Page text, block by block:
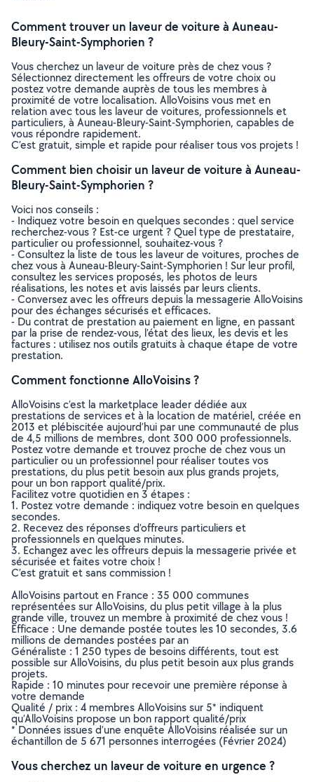
Comment trouver un laveur de voiture à Auneau-
Bleury-Saint-Symphorien ?
Vous cherchez un laveur de voiture près de chez vous ?
Sélectionnez directement les offreurs de votre choix ou
postez votre demande auprès de tous les membres à
proximité de votre localisation. AlloVoisins vous met en
relation avec tous les laveur de voitures, professionnels et
particuliers, à Auneau-Bleury-Saint-Symphorien, capables de
vous répondre rapidement.
C’est gratuit, simple et rapide pour réaliser tous vos projets !
Comment bien choisir un laveur de voiture à Auneau-
Bleury-Saint-Symphorien ?
Voici nos conseils :
- Indiquez votre besoin en quelques secondes : quel service
recherchez-vous ? Est-ce urgent ? Quel type de prestataire,
particulier ou professionnel, souhaitez-vous ?
- Consultez la liste de tous les laveur de voitures, proches de
chez vous à Auneau-Bleury-Saint-Symphorien ! Sur leur profil,
consultez les services proposés, les photos de leurs
réalisations, les notes et avis laissés par leurs clients.
- Conversez avec les offreurs depuis la messagerie AlloVoisins
pour des échanges sécurisés et efficaces.
- Du contrat de prestation au paiement en ligne, en passant
par la prise de rendez-vous, l’état des lieux, les devis et les
factures : utilisez nos outils gratuits à chaque étape de votre
prestation.
Comment fonctionne AlloVoisins ?
AlloVoisins c’est la marketplace leader dédiée aux
prestations de services et à la location de matériel, créée en
2013 et plébiscitée aujourd’hui par une communauté de plus
de 4,5 millions de membres, dont 300 000 professionnels.
Postez votre demande et trouvez proche de chez vous un
particulier ou un professionnel pour réaliser toutes vos
prestations, du plus petit besoin aux plus grands projets,
pour un bon rapport qualité/prix.
Facilitez votre quotidien en 3 étapes :
1. Postez votre demande : indiquez votre besoin en quelques
secondes.
2. Recevez des réponses d’offreurs particuliers et
professionnels en quelques minutes.
3. Echangez avec les offreurs depuis la messagerie privée et
sécurisée et faites votre choix !
C’est gratuit et sans commission !
AlloVoisins partout en France : 35 000 communes
représentées sur AlloVoisins, du plus petit village à la plus
grande ville, trouvez un membre à proximité de chez vous !
Efficace : Une demande postée toutes les 10 secondes, 3.6
millions de demandes postées par an
Généraliste : 1 250 types de besoins différents, tout est
possible sur AlloVoisins, du plus petit besoin aux plus grands
projets.
Rapide : 10 minutes pour recevoir une première réponse à
votre demande
Qualité / prix : 4 membres AlloVoisins sur 5* indiquent
qu’AlloVoisins propose un bon rapport qualité/prix
* Données issues d’une enquête AlloVoisins réalisée sur un
échantillon de 5 671 personnes interrogées (Février 2024)
Vous cherchez un laveur de voiture en urgence ?